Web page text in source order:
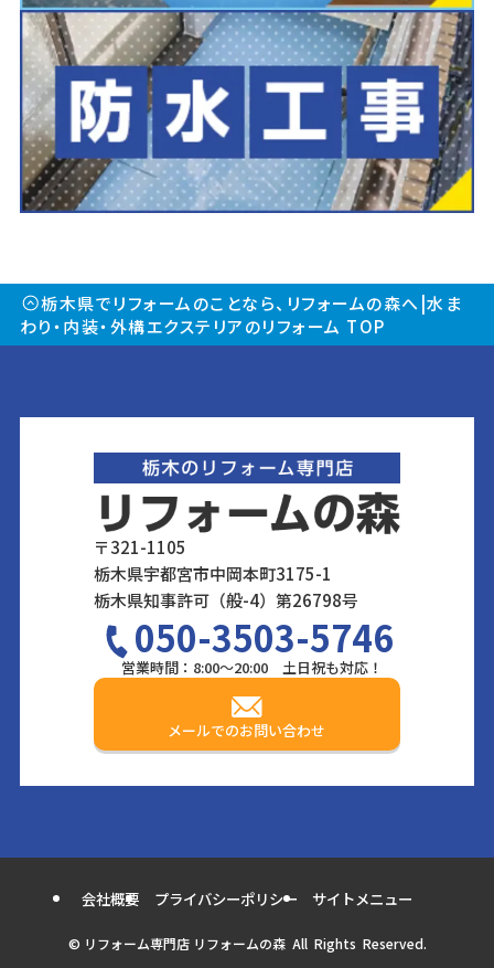
栃木県でリフォームのことなら、リフォームの森へ|水ま
わり・内装・外構エクステリアのリフォーム TOP
〒321-1105
栃木県宇都宮市中岡本町3175-1
栃木県知事許可（般-4）第26798号
050-3503-5746
営業時間：8:00～20:00 土日祝も対応！
メールでのお問い合わせ
会社概要 プライバシーポリシー サイトメニュー
© リフォーム専門店 リフォームの森 All Rights Reserved.